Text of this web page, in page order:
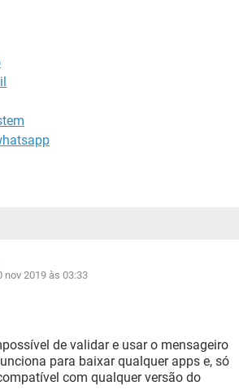
nov 2019 às 03:33
de validar e usar o mensageiro
para baixar qualquer apps e, só
com qualquer versão do